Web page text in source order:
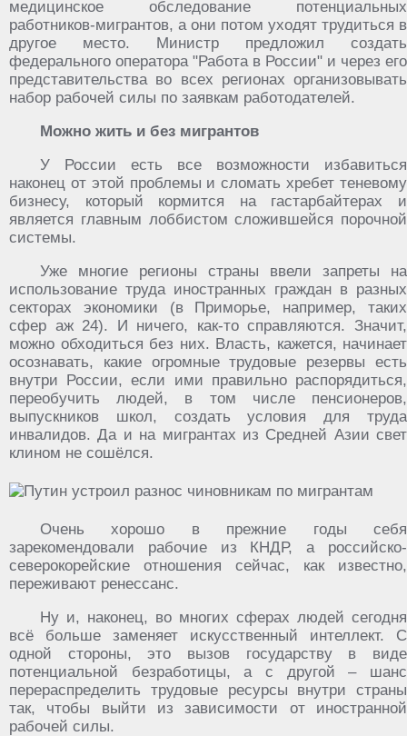
медицинское обследование потенциальных
работников-мигрантов, а они потом уходят трудиться в
другое место. Министр предложил создать
федерального оператора "Работа в России" и через его
представительства во всех регионах организовывать
набор рабочей силы по заявкам работодателей.
Можно жить и без мигрантов
У России есть все возможности избавиться
наконец от этой проблемы и сломать хребет теневому
бизнесу, который кормится на гастарбайтерах и
является главным лоббистом сложившейся порочной
системы.
Уже многие регионы страны ввели запреты на
использование труда иностранных граждан в разных
секторах экономики (в Приморье, например, таких
сфер аж 24). И ничего, как-то справляются. Значит,
можно обходиться без них. Власть, кажется, начинает
осознавать, какие огромные трудовые резервы есть
внутри России, если ими правильно распорядиться,
переобучить людей, в том числе пенсионеров,
выпускников школ, создать условия для труда
инвалидов. Да и на мигрантах из Средней Азии свет
клином не сошёлся.
Очень хорошо в прежние годы себя
зарекомендовали рабочие из КНДР, а российско-
северокорейские отношения сейчас, как известно,
переживают ренессанс.
Ну и, наконец, во многих сферах людей сегодня
всё больше заменяет искусственный интеллект. С
одной стороны, это вызов государству в виде
потенциальной безработицы, а с другой – шанс
перераспределить трудовые ресурсы внутри страны
так, чтобы выйти из зависимости от иностранной
рабочей силы.